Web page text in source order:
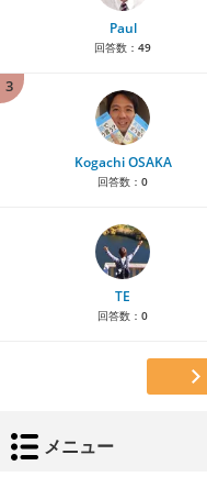
Paul
回答数： 49
3
Kogachi OSAKA
回答数： 0
TE
回答数： 0
メニュー